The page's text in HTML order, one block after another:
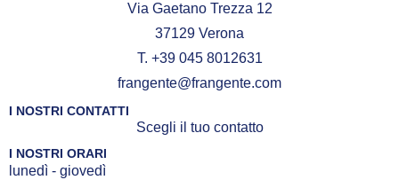
Via Gaetano Trezza 12
37129 Verona
T. +39 045 8012631
frangente@frangente.com
I NOSTRI CONTATTI
Scegli il tuo contatto
I NOSTRI ORARI
lunedì - giovedì